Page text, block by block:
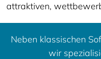
attraktiven,
Neben klassischen
wir